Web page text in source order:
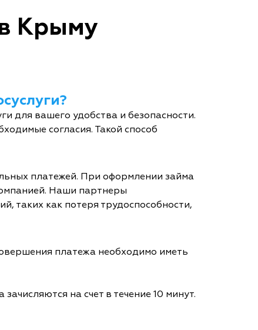
Крыму
для вашего удобства и безопасности.
согласия. Такой способ
платежей. При оформлении займа
Наши партнеры
таких как потеря трудоспособности,
платежа необходимо иметь
зачисляются на счет в течение 10 минут.